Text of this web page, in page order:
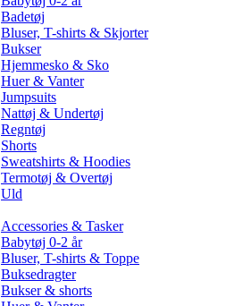
Badetøj
Bluser, T-shirts & Skjorter
Bukser
Hjemmesko & Sko
Huer & Vanter
Jumpsuits
Nattøj & Undertøj
Regntøj
Shorts
Sweatshirts & Hoodies
Termotøj & Overtøj
Uld
Accessories & Tasker
Babytøj 0-2 år
Bluser, T-shirts & Toppe
Buksedragter
Bukser & shorts